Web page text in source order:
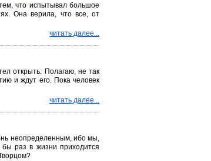
что испытывал большое
Она верила, что все, от
читать далее...
открыть. Полагаю, не так
и ждут его. Пока человек
читать далее...
неопределенным, ибо мы,
раз в жизни приходится